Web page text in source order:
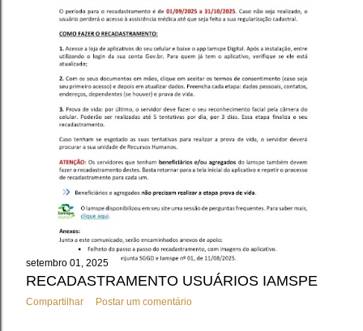
setembro 01, 2025
RECADASTRAMENTO USUÁRIOS IAMSPE
Compartilhar Postar um comentário